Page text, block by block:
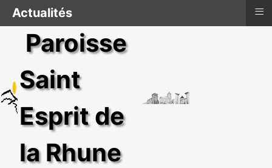
Paroisse
Saint
Esprit de
la Rhune
Actualités ≡